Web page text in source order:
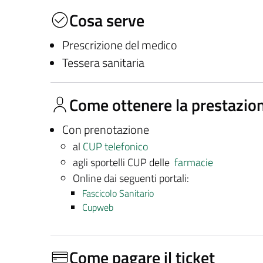
Cosa serve
Prescrizione del medico
Tessera sanitaria
Come ottenere la
Con prenotazione
al CUP telefonico
agli sportelli CUP delle farmacie
Online dai seguenti portali:
Fascicolo Sanitario
Cupweb
Come pagare il ticket